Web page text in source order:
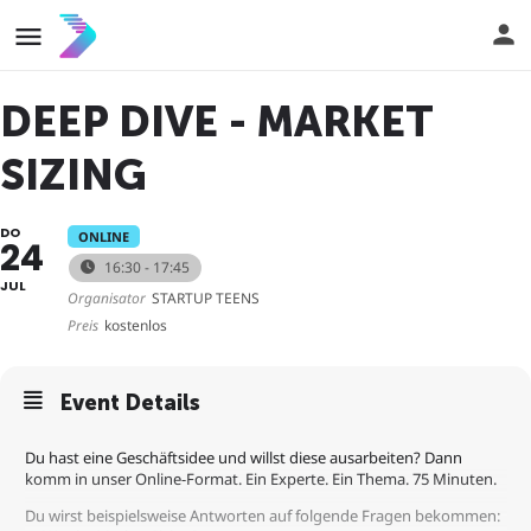
DEEP DIVE - MARKET
SIZING
DO
24
JUL
ONLINE
16:30 - 17:45
Organisator STARTUP TEENS
Preis kostenlos
Event Details
Du hast eine Geschäftsidee und willst diese ausarbeiten? Dann
komm in unser Online-Format. Ein Experte. Ein Thema. 75 Minuten.
Du wirst beispielsweise Antworten auf folgende Fragen bekommen: